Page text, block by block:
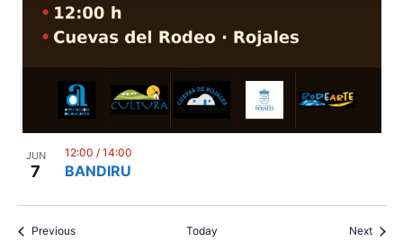
JUN
7 BANDIRU
12:00 / 14:00
PreviousEvents Today Next